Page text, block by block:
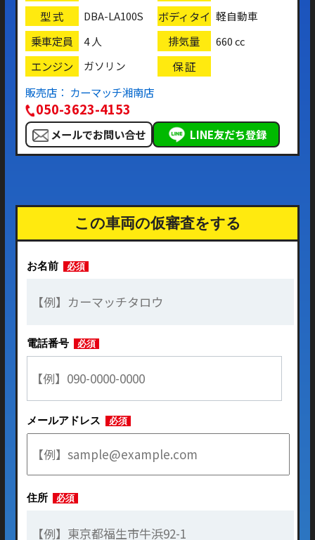
型 式 DBA-LA100S
ボディタイ
プ
軽自動車
乗車定員 4 人 排気量 660 cc
エンジン ガソリン
保 証
販売店： カーマッチ湘南店
050-3623-4153
メールでお問い合せ LINE友だち登録
この車両の仮審査をする
お名前 必須
電話番号 必須
メールアドレス 必須
住所 必須